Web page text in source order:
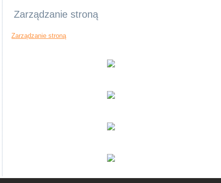
Zarządzanie stroną
Zarządzanie stroną